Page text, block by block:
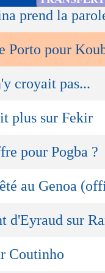
prend la
Porto pour
croyait pas...
plus sur Fekir
pour Pogba ?
au Genoa
d'Eyraud sur
Coutinho